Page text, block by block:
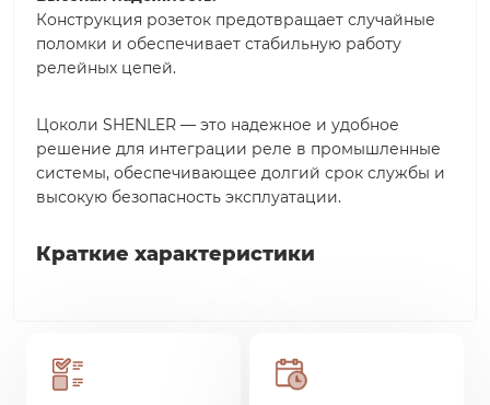
Конструкция розеток предотвращает случайные
поломки и обеспечивает стабильную работу
релейных цепей.
Цоколи SHENLER — это надежное и удобное
решение для интеграции реле в промышленные
системы, обеспечивающее долгий срок службы и
высокую безопасность эксплуатации.
Краткие характеристики